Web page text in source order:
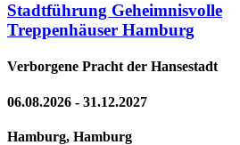
Stadtführung Geheimnisvolle
Treppenhäuser Hamburg
Verborgene Pracht der Hansestadt
06.08.2026 - 31.12.2027
Hamburg, Hamburg